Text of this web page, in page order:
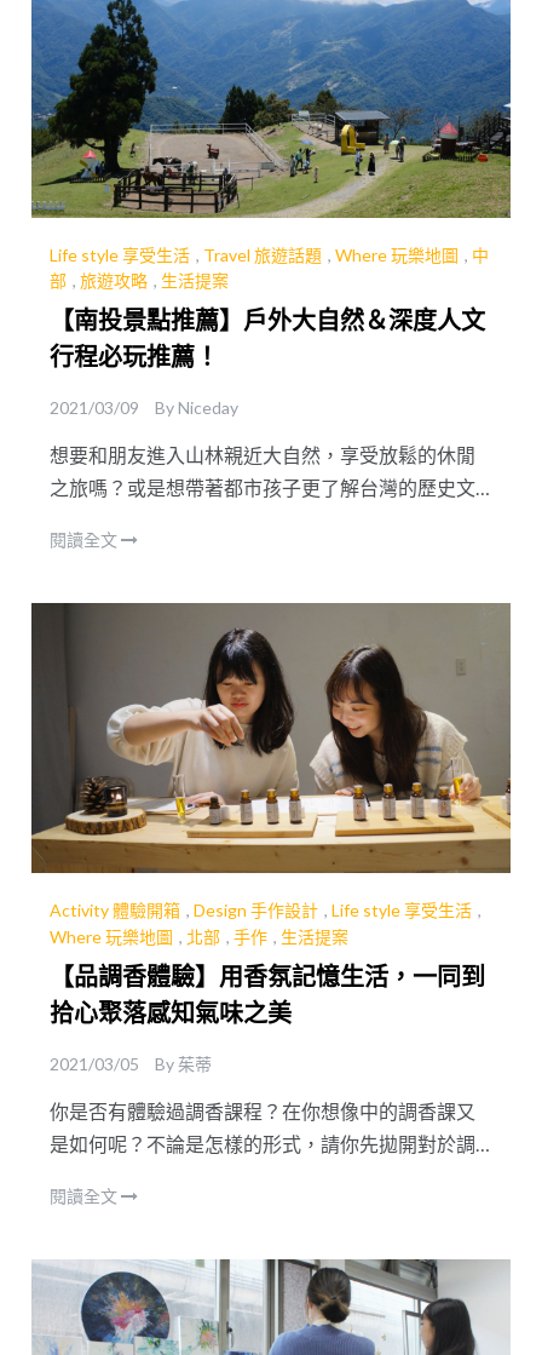
Life style 享受生活 , Travel 旅遊話題 ,Where 玩樂地圖 , 中
部 ,旅遊攻略 , 生活提案
【南投景點推薦】戶外大自然＆深度人文
行程必玩推薦！
2021/03/09 ByNiceday
想要和朋友進入山林親近大自然，享受放鬆的休閒
之旅嗎？或是想帶著都市孩子更了解台灣的歷史文
滿足的身心靈體驗！
閱讀全文
Activity 體驗開箱 ,Design 手作設計 ,Life style 享受生活 ,
Where 玩樂地圖 ,北部 ,手作 , 生活提案
【品調香體驗】用香氛記憶生活，一同到
拾心聚落感知氣味之美
2021/03/05 By 茱蒂
你是否有體驗過調香課程？在你想像中的調香課又
是如何呢？不論是怎樣的形式，請你先拋開對於調
體驗一場不只是調香，而是彷彿帶領你欣賞一場藝
閱讀全文